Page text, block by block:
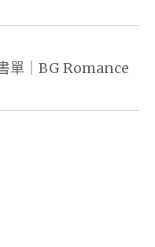
單｜BG Romance